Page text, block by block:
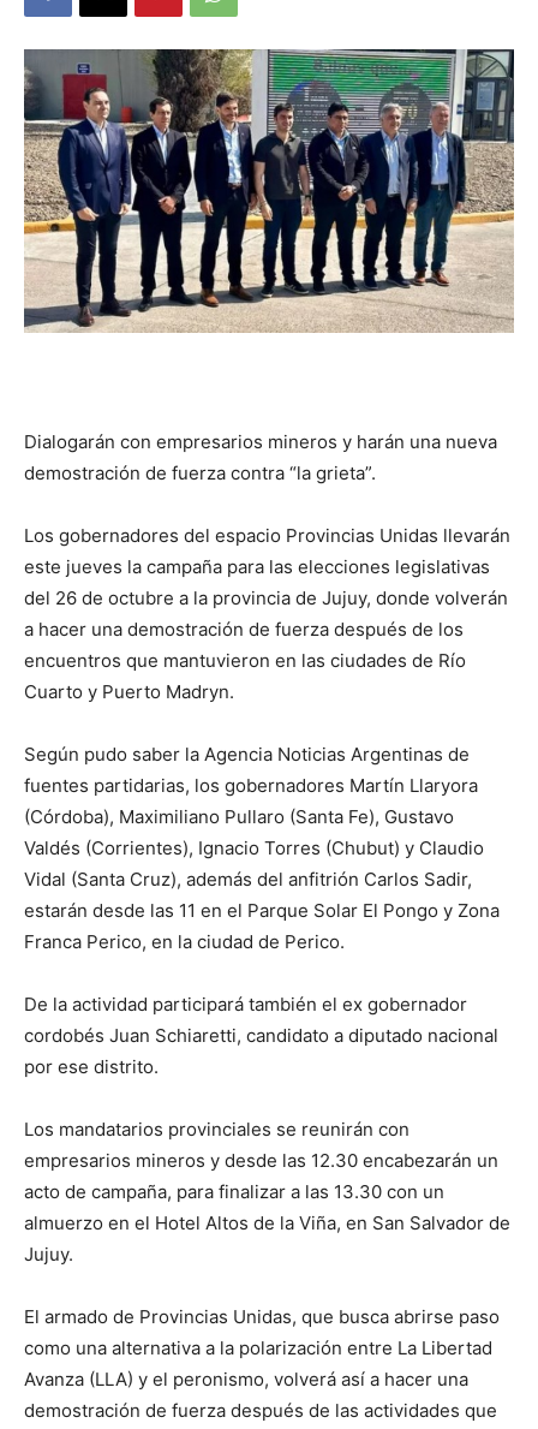
::
La
Verdad
es
lo
se
Dialogarán con empresarios mineros y harán una nueva
demostración de fuerza contra “la grieta”.
Los gobernadores del espacio Provincias Unidas llevarán
este jueves la campaña para las elecciones legislativas
del 26 de octubre a la provincia de Jujuy, donde volverán
a hacer una demostración de fuerza después de los
encuentros que mantuvieron en las ciudades de Río
Cuarto y Puerto Madryn.
Según pudo saber la Agencia Noticias Argentinas de
fuentes partidarias, los gobernadores Martín Llaryora
(Córdoba), Maximiliano Pullaro (Santa Fe), Gustavo
Valdés (Corrientes), Ignacio Torres (Chubut) y Claudio
Vidal (Santa Cruz), además del anfitrión Carlos Sadir,
estarán desde las 11 en el Parque Solar El Pongo y Zona
Franca Perico, en la ciudad de Perico.
De la actividad participará también el ex gobernador
cordobés Juan Schiaretti, candidato a diputado nacional
por ese distrito.
Los mandatarios provinciales se reunirán con
empresarios mineros y desde las 12.30 encabezarán un
acto de campaña, para finalizar a las 13.30 con un
almuerzo en el Hotel Altos de la Viña, en San Salvador de
Jujuy.
El armado de Provincias Unidas, que busca abrirse paso
como una alternativa a la polarización entre La Libertad
Avanza (LLA) y el peronismo, volverá así a hacer una
demostración de fuerza después de las actividades que